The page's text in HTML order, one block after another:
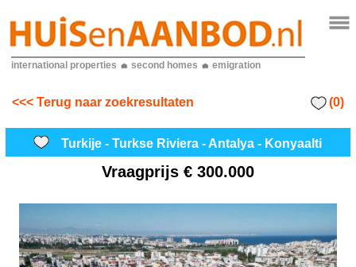
international properties second homes emigration
<<< Terug naar zoekresultaten (0)
Turkije - Turkse Riviera - Antalya - Konyaalti
Vraagprijs € 300.000